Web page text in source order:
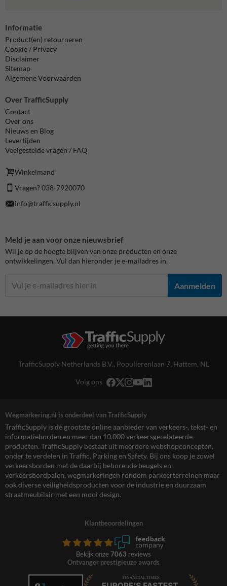
Informatie
Product(en) retourneren
Cookie / Privacy
Disclaimer
Sitemap
Algemene Voorwaarden
Over TrafficSupply
Contact
Over ons
Nieuws en Blog
Levertijden
Veelgestelde vragen / FAQ
Winkelmand
Vragen? 038-7920070
info@trafficsupply.nl
Meld je aan voor onze nieuwsbrief
Wil je op de hoogte blijven van onze producten en onze
ontwikkelingen. Vul dan hieronder je e-mailadres in.
Aanmelden
TrafficSupply Netherlands B.V., Populierenlaan 7, Hattem, NL
Volg ons
Wegmarkering.nl is onderdeel van TrafficSupply
TrafficSupply is dé grootste online aanbieder van verkeers-, tekst- en
informatieborden en meer dan 10.000 verkeersgerelateerde
producten. TrafficSupply bestaat uit meerdere webshopconcepten,
onder te verdelen in Traffic, Parking en Safety. Bij ons koop je zowel
verkeersborden met de daarbij behorende beugels en
verkeersbordpalen, wegmarkeringen rondom parkeerterreinen maar
ook diverse veiligheidsproducten voor de industrie en duurzaam
straatmeubilair met een mooi design.
Klantbeoordelingen
Bekijk onze 7063 reviews
Ontvanger prestigieuze awards